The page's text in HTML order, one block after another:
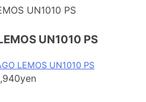
UN1010 PS
LEMOS UN1010 PS